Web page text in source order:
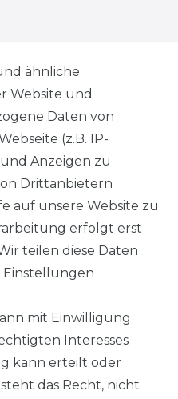
TOP Qualität
mit Beratung
Bewertungen
am Lager
ähnliche
Website und
Daten von
(z.B. IP-
Anzeigen zu
Drittanbietern
auf unsere Website zu
erfolgt erst
teilen diese Daten
Einstellungen
mit Einwilligung
Interesses
kann erteilt oder
das Recht, nicht